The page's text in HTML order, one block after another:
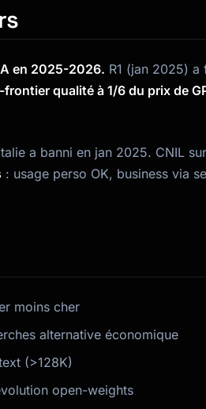
en 2025-2026. R1 (jan 2025)
frontier qualité à 1/6 du prix de
a banni en jan 2025. CNIL
: usage perso OK, business via
moins cher
alternative économique
(>128K)
open-weights